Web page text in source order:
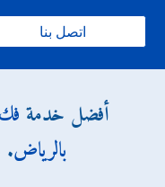
اتصل بنا
أفضل خدمة
بالرياض.